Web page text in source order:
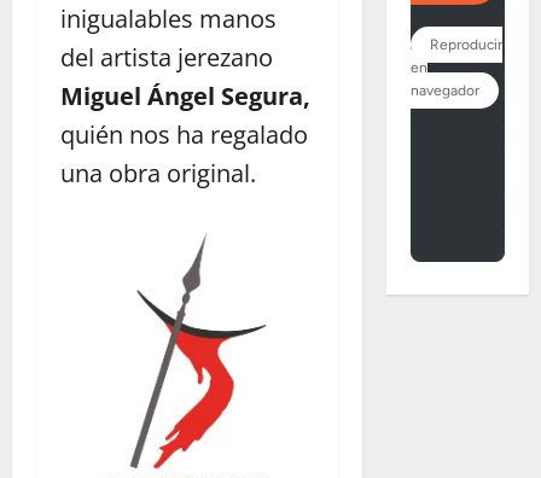
inigualables manos
del artista jerezano
Miguel Ángel Segura,
quién nos ha regalado
una obra original.